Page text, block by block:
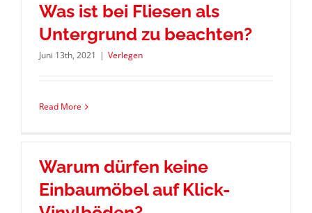
Was ist bei Fliesen als
Untergrund zu beachten?
Juni 13th, 2021 | Verlegen
Read More
Warum dürfen keine
Einbaumöbel auf Klick-